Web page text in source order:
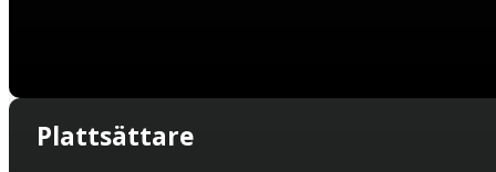
Plattsättare